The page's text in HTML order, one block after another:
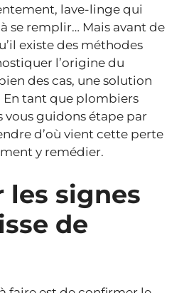
lave-linge qui
se remplir… Mais avant de
existe des méthodes
l’origine du
des cas, une solution
En tant que plombiers
vous guidons étape par
d’où vient cette perte
y remédier.
les signes
de